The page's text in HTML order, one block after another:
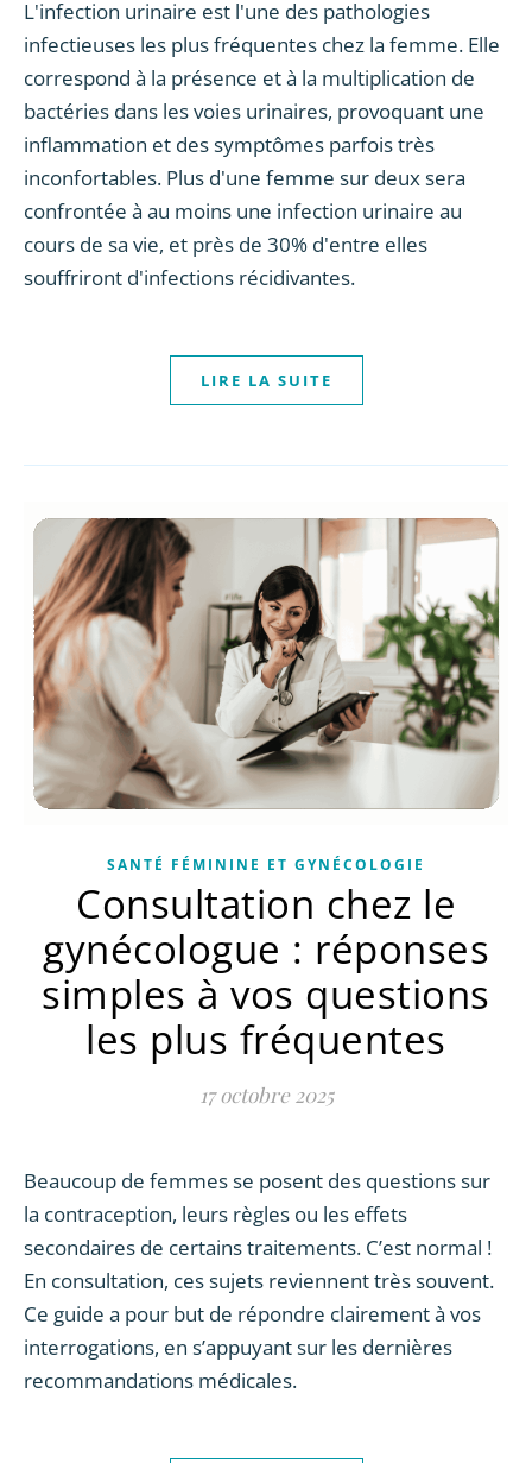
L'infection urinaire est l'une des pathologies
infectieuses les plus fréquentes chez la femme. Elle
correspond à la présence et à la multiplication de
bactéries dans les voies urinaires, provoquant une
inflammation et des symptômes parfois très
inconfortables. Plus d'une femme sur deux sera
confrontée à au moins une infection urinaire au
cours de sa vie, et près de 30% d'entre elles
souffriront d'infections récidivantes.
LIRE LA SUITE
SANTÉ FÉMININE ET GYNÉCOLOGIE
Consultation chez le
gynécologue : réponses
simples à vos questions
les plus fréquentes
17 octobre 2025
Beaucoup de femmes se posent des questions sur
la contraception, leurs règles ou les effets
secondaires de certains traitements. C’est normal !
En consultation, ces sujets reviennent très souvent.
Ce guide a pour but de répondre clairement à vos
interrogations, en s’appuyant sur les dernières
recommandations médicales.